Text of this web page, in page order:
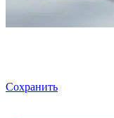
Сохранить